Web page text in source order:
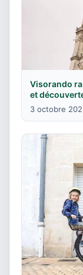
Visorando
et
3 octobre